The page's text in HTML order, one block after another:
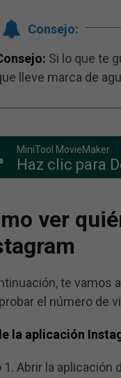
Consejo:
Si lo que te
lleve marca de
MiniTool MovieMaker
Haz clic para
ver
te vamos
el número de
la aplicación
1. Abrir la aplicación